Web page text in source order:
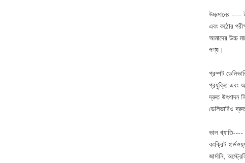
উচ্চমানের ----
এবং কঠোর
আমাদের উচ্চ
পণ্য।
প্রম্পট
প্রযুক্তি এবং
দ্রুত উৎপাদন
ডেলিভারিও
ভাল খ্যাতি----
কংক্রিট
জার্মানি,